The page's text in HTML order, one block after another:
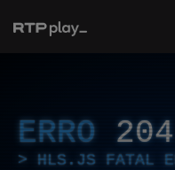
ERRO 204
HLS.JS FATAL